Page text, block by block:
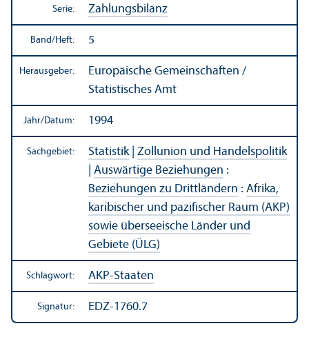
Serie: Zahlungs­bilanz
Band/Heft: 5
Herausgeber:
Europäische Gemeinschaften /
Statistisches Amt
Jahr/Datum: 1994
Sachgebiet: Statistik| Zollunion und Handels­politik
Auswärtige Beziehungen :
Beziehungen zu Drittländern : Afrika,
karibischer und pazifischer Raum (AKP)
sowie überseeische Länder und
Gebiete (ÜLG)
Schlagwort: AKP-Staaten
Signatur: EDZ-1760.7